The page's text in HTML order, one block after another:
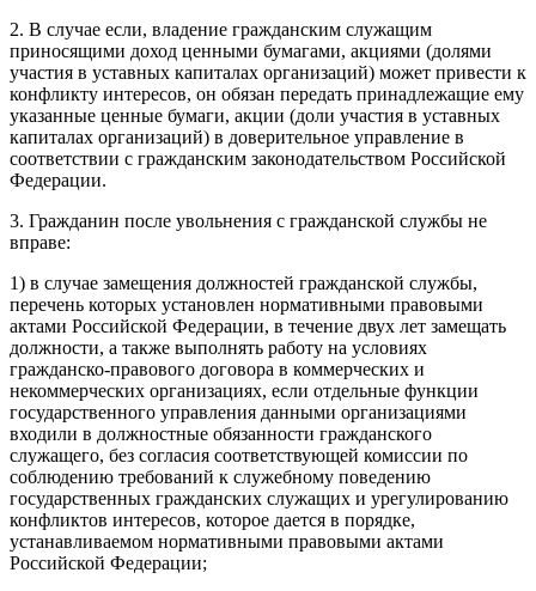
2. В случае если, владение гражданским служащим
приносящими доход ценными бумагами, акциями (долями
участия в уставных капиталах организаций) может привести к
конфликту интересов, он обязан передать принадлежащие ему
указанные ценные бумаги, акции (доли участия в уставных
капиталах организаций) в доверительное управление в
соответствии с гражданским законодательством Российской
Федерации.
3. Гражданин после увольнения с гражданской службы не
вправе:
1) в случае замещения должностей гражданской службы,
перечень которых установлен нормативными правовыми
актами Российской Федерации, в течение двух лет замещать
должности, а также выполнять работу на условиях
гражданско-правового договора в коммерческих и
некоммерческих организациях, если отдельные функции
государственного управления данными организациями
входили в должностные обязанности гражданского
служащего, без согласия соответствующей комиссии по
соблюдению требований к служебному поведению
государственных гражданских служащих и урегулированию
конфликтов интересов, которое дается в порядке,
устанавливаемом нормативными правовыми актами
Российской Федерации;